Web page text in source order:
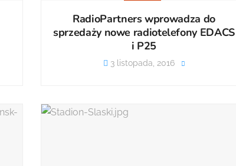
RadioPartners wprowadza do
sprzedaży nowe radiotelefony EDACS
i P25
3 listopada, 2016